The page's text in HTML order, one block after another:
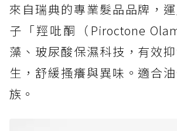
來自瑞典的專業髮品品牌，
子「羥吡酮（Piroctone
藻、玻尿酸保濕科技，有效
生，舒緩搔癢與異味。適合
族。